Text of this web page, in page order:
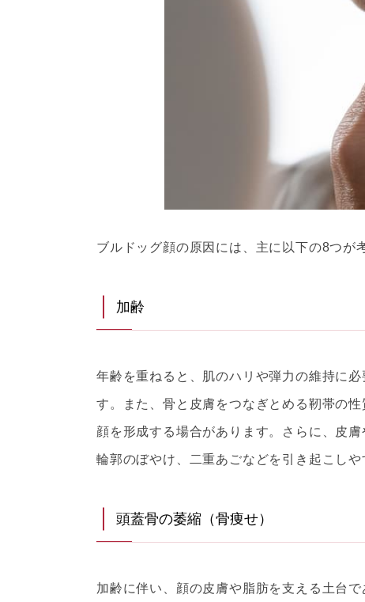
ブルドッグ顔の原因には、主に以下の8つが
加齢
年齢を重ねると、肌のハリや弾力の維持に
す。また、骨と皮膚をつなぎとめる靭帯の
顔を形成する場合があります。さらに、皮
輪郭のぼやけ、二重あごなどを引き起こしや
頭蓋骨の萎縮（骨痩せ）
加齢に伴い、顔の皮膚や脂肪を支える土台